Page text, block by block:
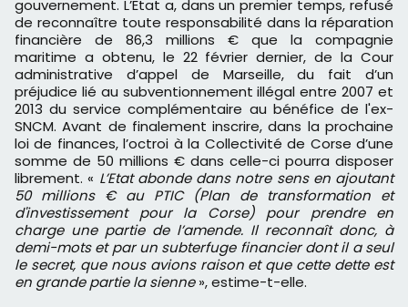
gouvernement. L’Etat a, dans un premier temps, refusé
de reconnaître toute responsabilité dans la réparation
financière de 86,3 millions € que la compagnie
maritime a obtenu, le 22 février dernier, de la Cour
administrative d’appel de Marseille, du fait d’un
préjudice lié au subventionnement illégal entre 2007 et
2013 du service complémentaire au bénéfice de l'ex-
SNCM. Avant de finalement inscrire, dans la prochaine
loi de finances, l’octroi à la Collectivité de Corse d’une
somme de 50 millions € dans celle-ci pourra disposer
librement. « L’Etat abonde dans notre sens en ajoutant
50 millions € au PTIC (Plan de transformation et
d'investissement pour la Corse) pour prendre en
charge une partie de l’amende. Il reconnaît donc, à
demi-mots et par un subterfuge financier dont il a seul
le secret, que nous avions raison et que cette dette est
en grande partie la sienne», estime-t-elle.